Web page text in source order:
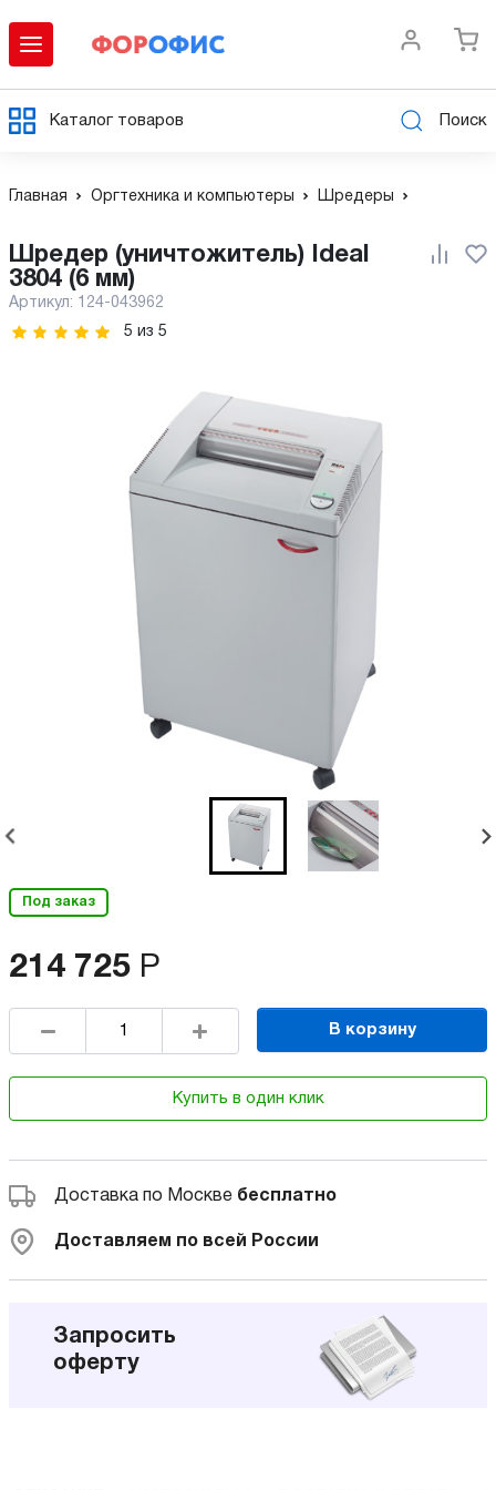
Каталог товаров Поиск
Главная Оргтехника и компьютеры Шредеры
Шредер (уничтожитель) Ideal
3804 (6 мм)
Артикул: 124-043962
5 из 5
Под заказ
214 725 Р
В корзину
Купить в один клик
Доставка по Москве бесплатно
Доставляем по всей России
Запросить
оферту